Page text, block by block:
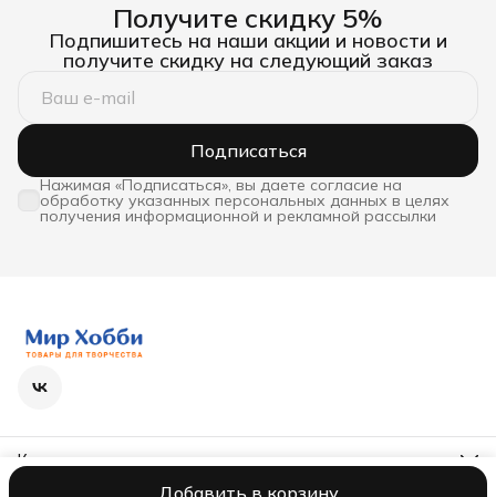
Добавить в корзину
Получите скидку 5%
Подпишитесь на наши акции и новости и
получите скидку на следующий заказ
Подписаться
Нажимая «Подписаться», вы даете согласие на
обработку указанных персональных данных в целях
получения информационной и рекламной рассылки
Контакты